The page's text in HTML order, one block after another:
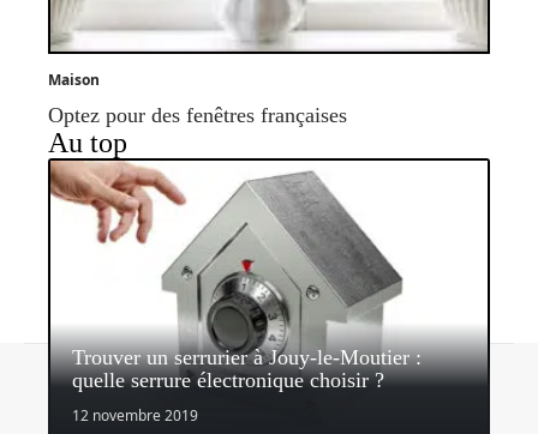
Maison
Optez pour des fenêtres françaises
Au top
Trouver un serrurier à Jouy-le-Moutier :
quelle serrure électronique choisir ?
12 novembre 2019© 2026 | parvisdesgentils.fr
Contact Mentions légales Sitemap